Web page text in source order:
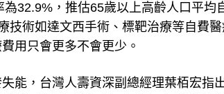
32.9%，推估65歲以上高齡人口平均
技術如達文西手術、標靶治療等自費
用只會更多不會更少。
能，台灣人壽資深副總經理葉栢宏指